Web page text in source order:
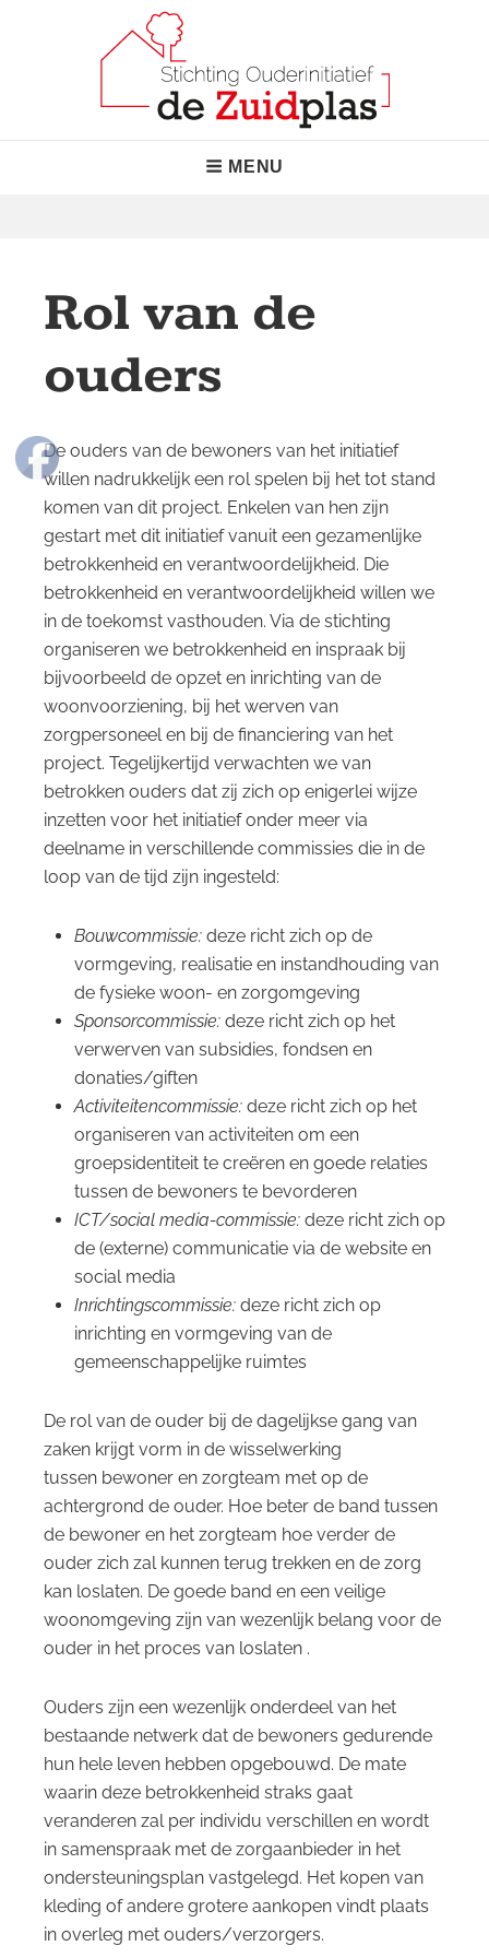
Stichting Ouderinitiatief de
"Normaal waar het kan, bijzonder waar nodig!"
MENU
Rol van de
ouders
De ouders van de bewoners van het initiatief
willen nadrukkelijk een rol spelen bij het tot stand
komen van dit project. Enkelen van hen zijn
gestart met dit initiatief vanuit een gezamenlijke
betrokkenheid en verantwoordelijkheid. Die
betrokkenheid en verantwoordelijkheid willen we
in de toekomst vasthouden. Via de stichting
organiseren we betrokkenheid en inspraak bij
bijvoorbeeld de opzet en inrichting van de
woonvoorziening, bij het werven van
zorgpersoneel en bij de financiering van het
project. Tegelijkertijd verwachten we van
betrokken ouders dat zij zich op enigerlei wijze
inzetten voor het initiatief onder meer via
deelname in verschillende commissies die in de
loop van de tijd zijn ingesteld:
Bouwcommissie: deze richt zich op de
vormgeving, realisatie en instandhouding van
de fysieke woon- en zorgomgeving
Sponsorcommissie: deze richt zich op het
verwerven van subsidies, fondsen en
donaties/giften
Activiteitencommissie: deze richt zich op het
organiseren van activiteiten om een
groepsidentiteit te creëren en goede relaties
tussen de bewoners te bevorderen
ICT/social media-commissie: deze richt zich op
de (externe) communicatie via de website en
social media
Inrichtingscommissie: deze richt zich op
inrichting en vormgeving van de
gemeenschappelijke ruimtes
De rol van de ouder bij de dagelijkse gang van
zaken krijgt vorm in de wisselwerking
tussen bewoner en zorgteam met op de
achtergrond de ouder. Hoe beter de band tussen
de bewoner en het zorgteam hoe verder de
ouder zich zal kunnen terug trekken en de zorg
kan loslaten. De goede band en een veilige
woonomgeving zijn van wezenlijk belang voor de
ouder in het proces van loslaten .
Ouders zijn een wezenlijk onderdeel van het
bestaande netwerk dat de bewoners gedurende
hun hele leven hebben opgebouwd. De mate
waarin deze betrokkenheid straks gaat
veranderen zal per individu verschillen en wordt
in samenspraak met de zorgaanbieder in het
ondersteuningsplan vastgelegd. Het kopen van
kleding of andere grotere aankopen vindt plaats
in overleg met ouders/verzorgers.